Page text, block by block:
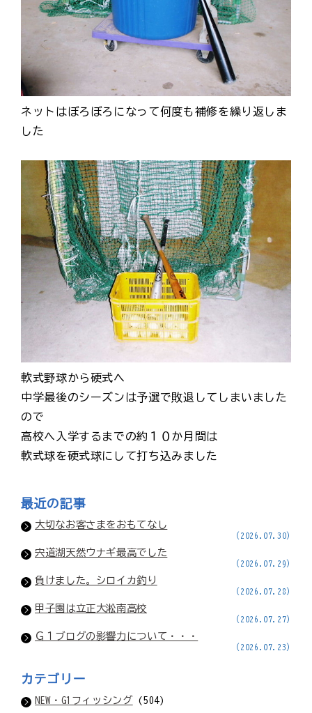
ネットはぼろぼろになって何度も補修を繰り返しま
した
軟式野球から硬式へ
中学最後のシーズンは予選で敗退してしまいました
ので
高校へ入学するまでの約１０か月間は
軟式球を硬式球にして打ち込みました
最近の記事
大切なお客さまをおもてなし
(2026.07.30)
宍道湖天然ウナギ最高でした
(2026.07.29)
負けました。シロイカ釣り
(2026.07.28)
甲子園は立正大淞南高校
(2026.07.27)
Ｇ１ブログの影響力について・・・
(2026.07.23)
カテゴリー
NEW・G1フィッシング(504)